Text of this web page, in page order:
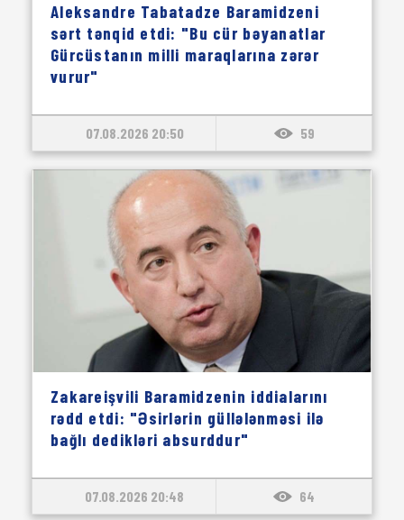
Aleksandre Tabatadze Baramidzeni
sərt tənqid etdi: "Bu cür bəyanatlar
Gürcüstanın milli maraqlarına zərər
vurur"
07.08.2026 20:50 59
Zakareişvili Baramidzenin iddialarını
rədd etdi: "Əsirlərin güllələnməsi ilə
bağlı dedikləri absurddur"
07.08.2026 20:48 64